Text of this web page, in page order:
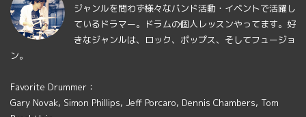
ジャンルを問わず様々なバンド活動・イベントで活躍し
ているドラマー。ドラムの個人レッスンやってます。好
きなジャンルは、ロック、ポップス、そしてフュージョ
ン。
Favorite Drummer：
Gary Novak, Simon Phillips, Jeff Porcaro, Dennis Chambers, Tom